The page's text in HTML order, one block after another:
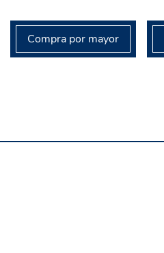
Compra por mayor